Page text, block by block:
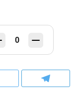
0